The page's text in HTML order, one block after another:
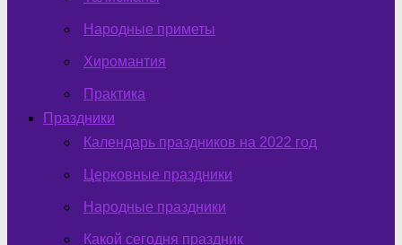
Народные приметы
Хиромантия
Практика
Праздники
Календарь праздников на 2022 год
Церковные праздники
Народные праздники
Какой сегодня праздник